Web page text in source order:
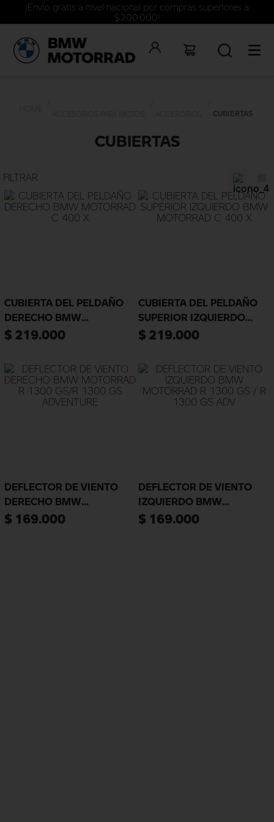
¡Envío gratis a nivel nacional por compras superiores a
$200.000!
CUBIERTAS
CUBIERTA DEL PELDAÑO
DERECHO BMW
MOTORRAD C 400 X
$ 219.000
CUBIERTA DEL PELDAÑO
SUPERIOR IZQUIERDO
BMW MOTORRAD C 400 X
$ 219.000
DEFLECTOR DE VIENTO
DERECHO BMW
MOTORRAD R 1300 GS/R
$ 169.000
DEFLECTOR DE VIENTO
IZQUIERDO BMW
MOTORRAD R 1300 GS / R
$ 169.000